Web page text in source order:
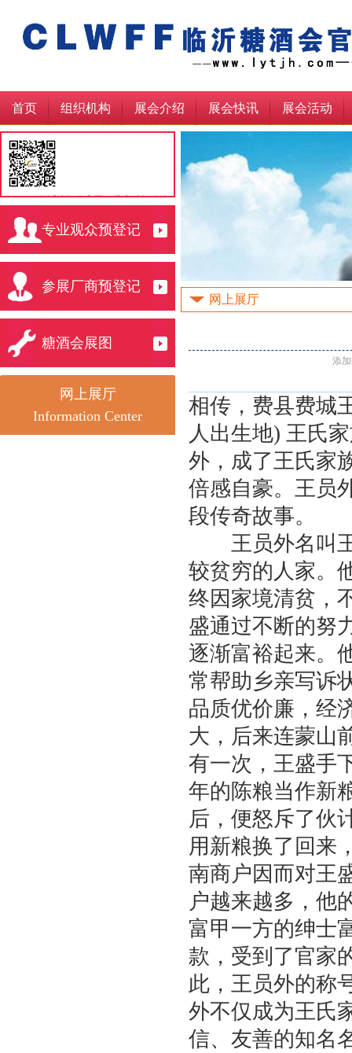
首页 组织机构 展会介绍 展会快讯 展会活动
临沂糖酒会官网，北方糖酒会会
请展商观众点此收藏
专业观众预登记
参展厂商预登记
糖酒会展图
网上展厅
Information Center
网上展厅
添加
相传，费县费城
人出生地) 王氏
外，成了王氏家
倍感自豪。王员
段传奇故事。
王员外名叫王
较贫穷的人家。
终因家境清贫，
盛通过不断的努
逐渐富裕起来。
常帮助乡亲写诉
品质优价廉，经
大，后来连蒙山
有一次，王盛手
年的陈粮当作新
后，便怒斥了伙
用新粮换了回来
南商户因而对王
户越来越多，他
富甲一方的绅士
款，受到了官家
此，王员外的称
外不仅成为王氏
信、友善的知名